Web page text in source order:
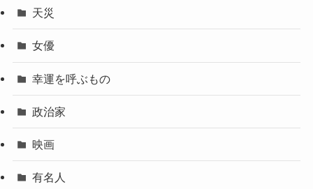
天災
女優
幸運を呼ぶもの
政治家
映画
有名人